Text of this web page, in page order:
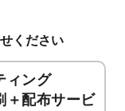
ください
ィング
＋配布サービ